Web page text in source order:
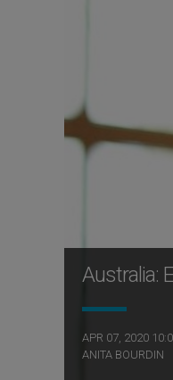
Australia:
APR 07, 2020
ANITA BOURDIN